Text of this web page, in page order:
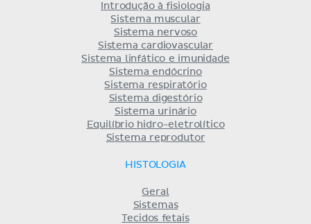
Introdução à fisiologia
Sistema muscular
Sistema nervoso
Sistema cardiovascular
Sistema linfático e imunidade
Sistema endócrino
Sistema respiratório
Sistema digestório
Sistema urinário
Equilíbrio hidro-eletrolítico
Sistema reprodutor
HISTOLOGIA
Geral
Sistemas
Tecidos fetais